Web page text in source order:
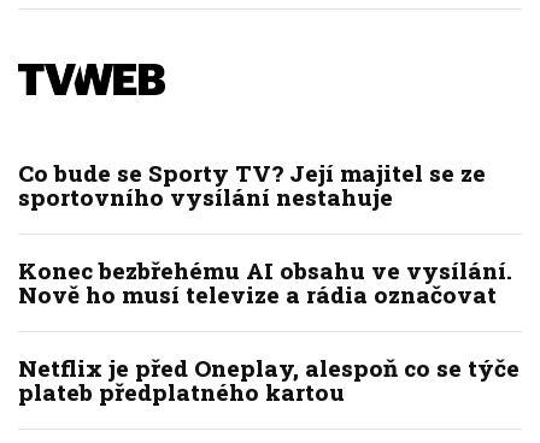
Co bude se Sporty TV? Její majitel se ze
sportovního vysílání nestahuje
Konec bezbřehému AI obsahu ve vysílání.
Nově ho musí televize a rádia označovat
Netflix je před Oneplay, alespoň co se týče
plateb předplatného kartou